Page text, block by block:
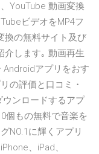
YouTube 動画変換
ビデオをMP4フ
換の無料サイト及び
介します｡ 動画再生
Androidアプリをおす
の評価と口コミ・
ンロードするアプ
個もの無料で音楽を
NO.1に輝くアプリ
、iPad、